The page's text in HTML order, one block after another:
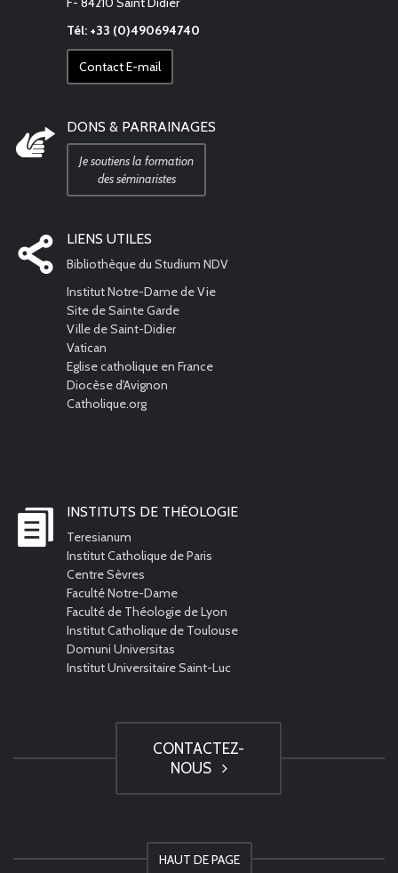
Tél: +33 (0)490694740
Contact E-mail
DONS & PARRAINAGES
Je soutiens la formation
des séminaristes
LIENS UTILES
Bibliothèque du Studium NDV
Institut Notre-Dame de Vie
Site de Sainte Garde
Ville de Saint-Didier
Vatican
Eglise catholique en France
Diocèse d'Avignon
Catholique.org
INSTITUTS DE THÉOLOGIE
Teresianum
Institut Catholique de Paris
Centre Sèvres
Faculté Notre-Dame
Faculté de Théologie de Lyon
Institut Catholique de Toulouse
Domuni Universitas
Institut Universitaire Saint-Luc
CONTACTEZ-
NOUS
HAUT DE PAGE